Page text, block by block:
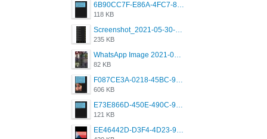
6B90CC7F-E86A-4FC7-8080-9232C92AC6DB.png
118 KB
Screenshot_2021-05-30-13-42-08-931_com.grindrapp.android.jpg
235 KB
WhatsApp Image 2021-05-18 at 18.59.02.jpeg
82 KB
F087CE3A-0218-45BC-988C-C6FE773580D7.png
606 KB
E73E866D-450E-490C-9B24-967DB5695A36.png
121 KB
EE46442D-D3F4-4D23-96BE-084CC459FC8E.png